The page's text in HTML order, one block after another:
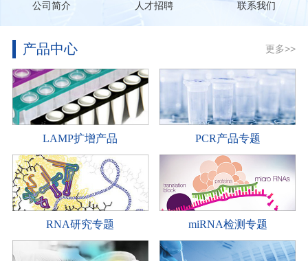
公司简介 人才招聘 联系我们
产品中心 更多>>
LAMP扩增产品 PCR产品专题
RNA研究专题 miRNA检测专题